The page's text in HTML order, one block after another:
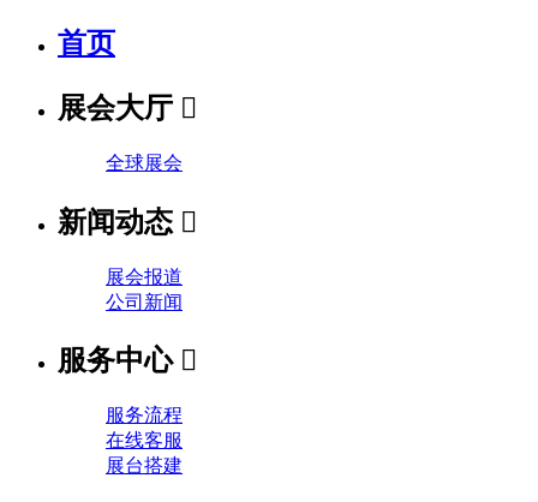
首页
展会大厅 
全球展会
新闻动态 
展会报道
公司新闻
服务中心 
服务流程
在线客服
展台搭建